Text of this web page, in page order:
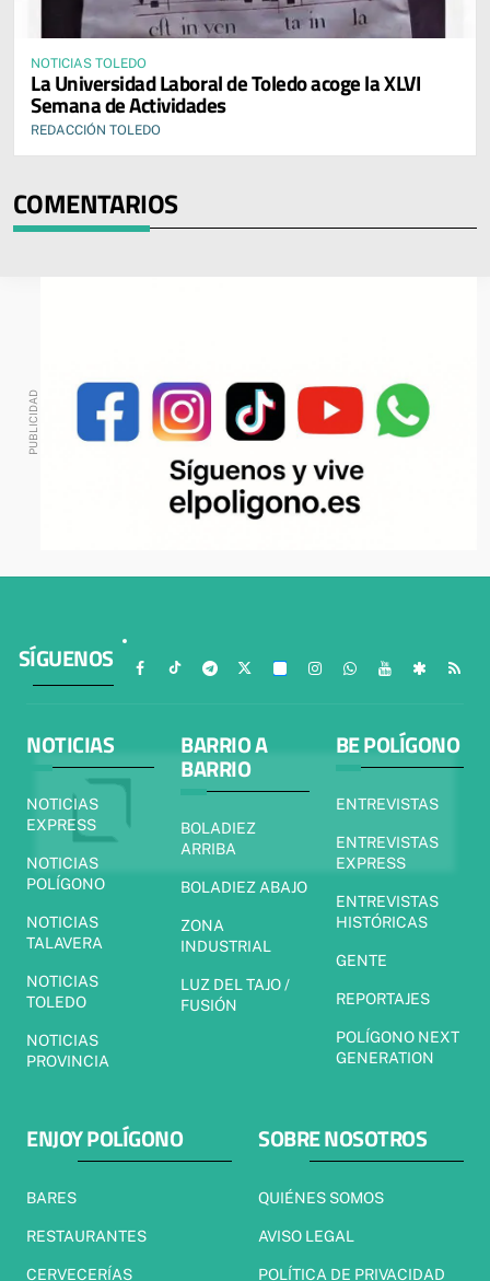
NOTICIAS TOLEDO
La Universidad Laboral de Toledo acoge la XLVI
Semana de Actividades
REDACCIÓN TOLEDO
COMENTARIOS
SÍGUENOS
NOTICIAS
NOTICIAS
EXPRESS
NOTICIAS
POLÍGONO
NOTICIAS
TALAVERA
NOTICIAS
TOLEDO
NOTICIAS
PROVINCIA
BARRIO A
BARRIO
BOLADIEZ
ARRIBA
BOLADIEZ ABAJO
ZONA
INDUSTRIAL
LUZ DEL TAJO /
FUSIÓN
BE POLÍGONO
ENTREVISTAS
ENTREVISTAS
EXPRESS
ENTREVISTAS
HISTÓRICAS
GENTE
REPORTAJES
POLÍGONO NEXT
GENERATION
ENJOY POLÍGONO
BARES
RESTAURANTES
CERVECERÍAS
SOBRE NOSOTROS
QUIÉNES SOMOS
AVISO LEGAL
POLÍTICA DE PRIVACIDAD